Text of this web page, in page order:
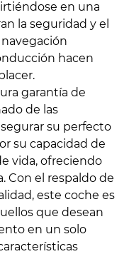
en una
la seguridad y el
hacen
garantía de
de las
su perfecto
su capacidad de
vida, ofreciendo
Con el respaldo de
este coche es
que desean
en un solo